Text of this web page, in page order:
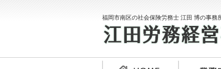
福岡市南区の社会保険労務士 江田 博の事務